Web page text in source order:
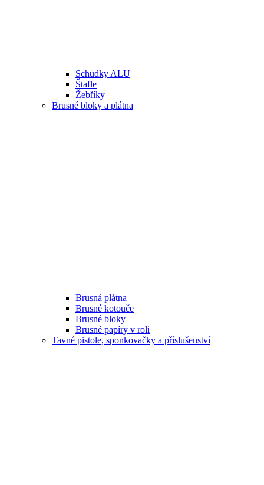
Schůdky ALU
Štafle
Žebříky
Brusné bloky a plátna
Brusná plátna
Brusné kotouče
Brusné bloky
Brusné papíry v roli
Tavné pistole, sponkovačky a příslušenství